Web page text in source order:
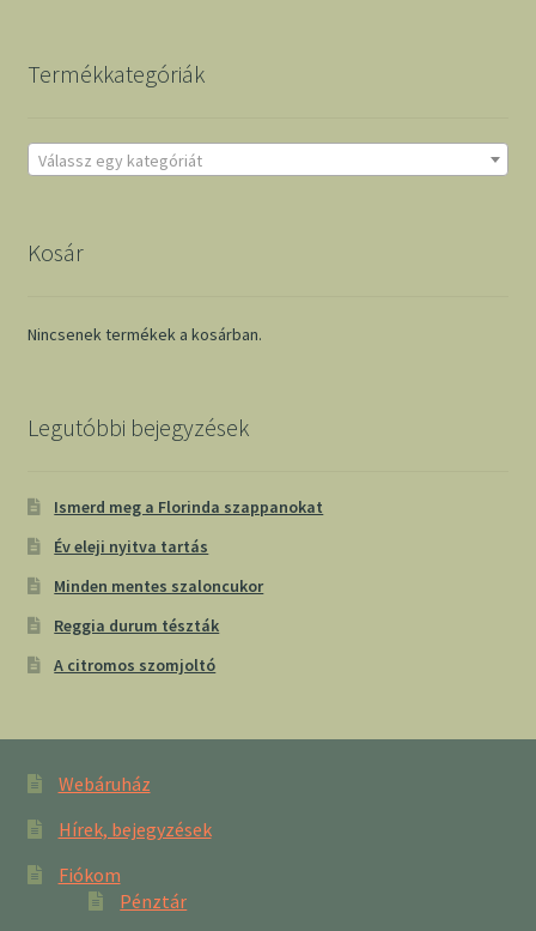
Termékkategóriák
Válassz egy kategóriát
Kosár
Nincsenek termékek a kosárban.
Legutóbbi bejegyzések
Ismerd meg a Florinda szappanokat
Év eleji nyitva tartás
Minden mentes szaloncukor
Reggia durum tészták
A citromos szomjoltó
Webáruház
Hírek, bejegyzések
Fiókom
Pénztár